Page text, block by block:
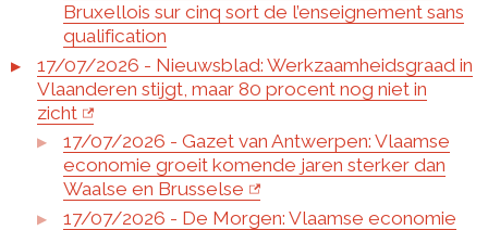
Bruxellois sur cinq sort de l’enseignement sans
qualification
17/07/2026 - Nieuwsblad: Werkzaamheidsgraad in
Vlaanderen stijgt, maar 80 procent nog niet in
zicht
17/07/2026 - Gazet van Antwerpen: Vlaamse
economie groeit komende jaren sterker dan
Waalse en Brusselse
17/07/2026 - De Morgen: Vlaamse economie